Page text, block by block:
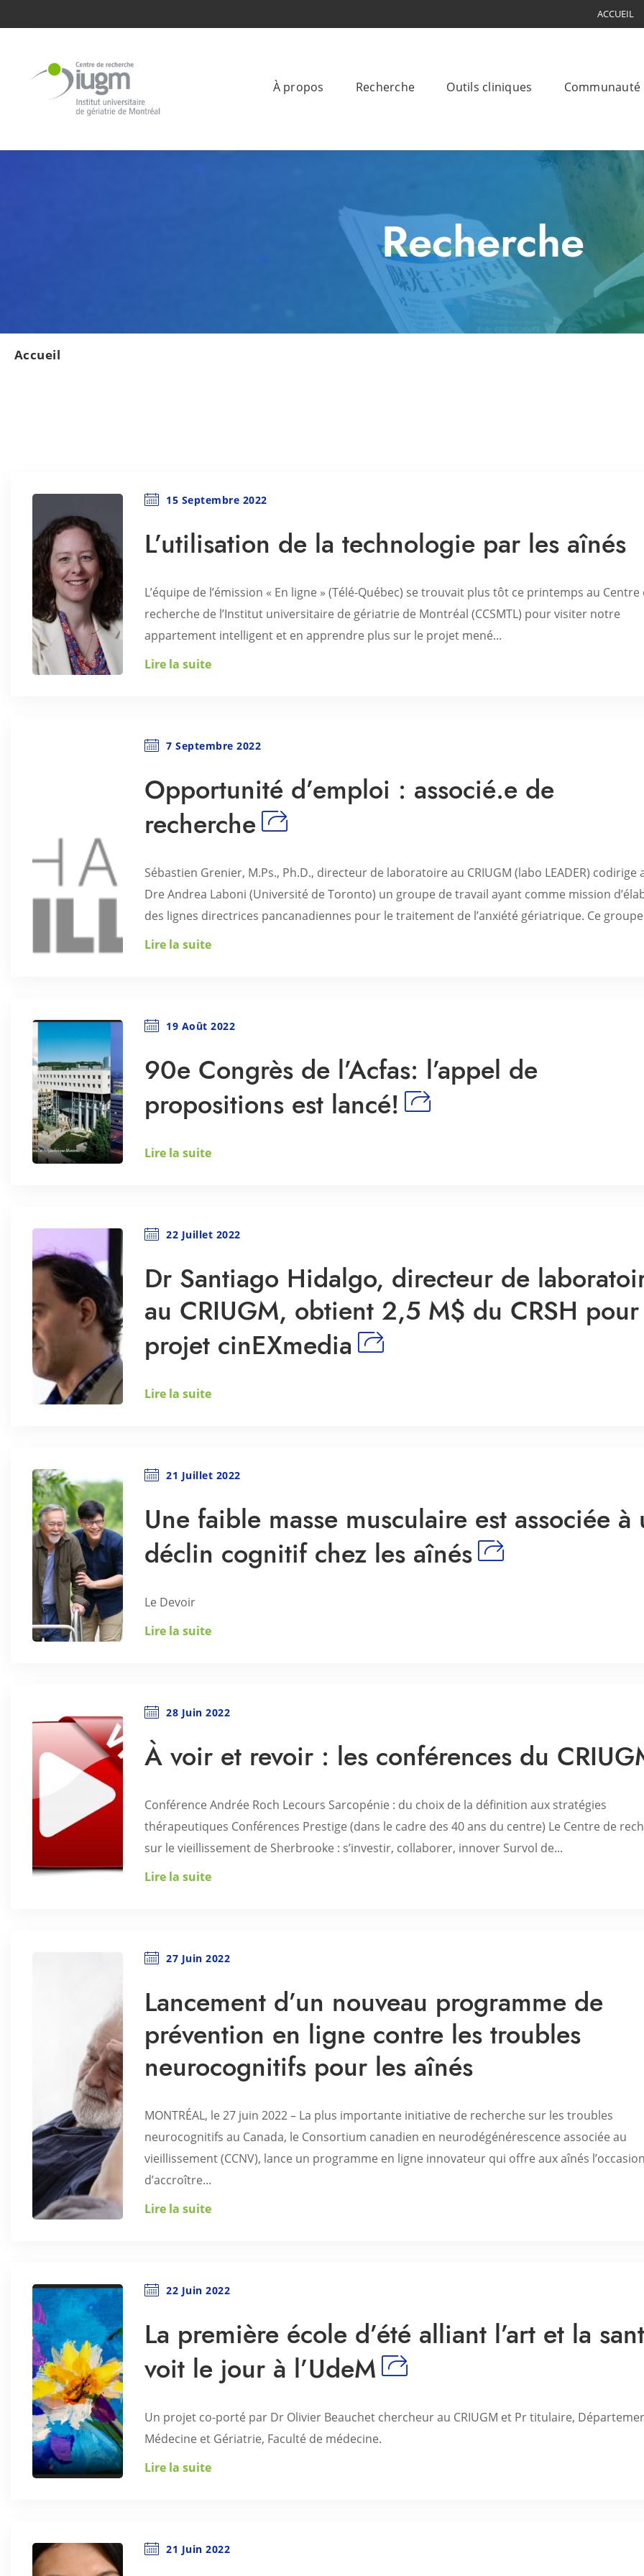
ACCUEIL
À propos Recherche Outils cliniques Communauté
Recherche
Accueil
15 Septembre 2022
L’utilisation de la technologie par les aînés
L’équipe de l’émission « En ligne » (Télé-Québec) se trouvait plus tôt ce printemps au Centre
recherche de l’Institut universitaire de gériatrie de Montréal (CCSMTL) pour visiter notre
appartement intelligent et en apprendre plus sur le projet mené...
Lire la suite
7 Septembre 2022
Opportunité d’emploi : associé.e de
recherche
Sébastien Grenier, M.Ps., Ph.D., directeur de laboratoire au CRIUGM (labo LEADER) codirige
Dre Andrea Laboni (Université de Toronto) un groupe de travail ayant comme mission
des lignes directrices pancanadiennes pour le traitement de l’anxiété gériatrique. Ce
Lire la suite
19 Août 2022
90e Congrès de l’Acfas: l’appel de
propositions est lancé!
Lire la suite
22 Juillet 2022
Dr Santiago Hidalgo, directeur de
au CRIUGM, obtient 2,5 M$ du CRSH
projet cinEXmedia
Lire la suite
21 Juillet 2022
Une faible masse musculaire est associée à
déclin cognitif chez les aînés
Le Devoir
Lire la suite
28 Juin 2022
À voir et revoir : les conférences du
Conférence Andrée Roch Lecours Sarcopénie : du choix de la définition aux stratégies
thérapeutiques Conférences Prestige (dans le cadre des 40 ans du centre) Le Centre de
sur le vieillissement de Sherbrooke : s’investir, collaborer, innover Survol de...
Lire la suite
27 Juin 2022
Lancement d’un nouveau programme de
prévention en ligne contre les troubles
neurocognitifs pour les aînés
MONTRÉAL, le 27 juin 2022 – La plus importante initiative de recherche sur les troubles
neurocognitifs au Canada, le Consortium canadien en neurodégénérescence associée au
vieillissement (CCNV), lance un programme en ligne innovateur qui offre aux aînés
d’accroître...
Lire la suite
22 Juin 2022
La première école d’été alliant l’art et la
voit le jour à l’UdeM
Un projet co-porté par Dr Olivier Beauchet chercheur au CRIUGM et Pr titulaire,
Médecine et Gériatrie, Faculté de médecine.
Lire la suite
21 Juin 2022